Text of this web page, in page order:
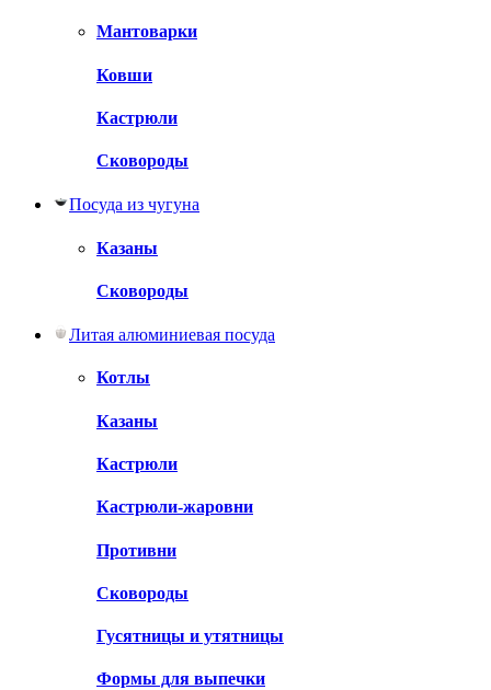
Мантоварки
Ковши
Кастрюли
Сковороды
Посуда из чугуна
Казаны
Сковороды
Литая алюминиевая посуда
Котлы
Казаны
Кастрюли
Кастрюли-жаровни
Противни
Сковороды
Гусятницы и утятницы
Формы для выпечки